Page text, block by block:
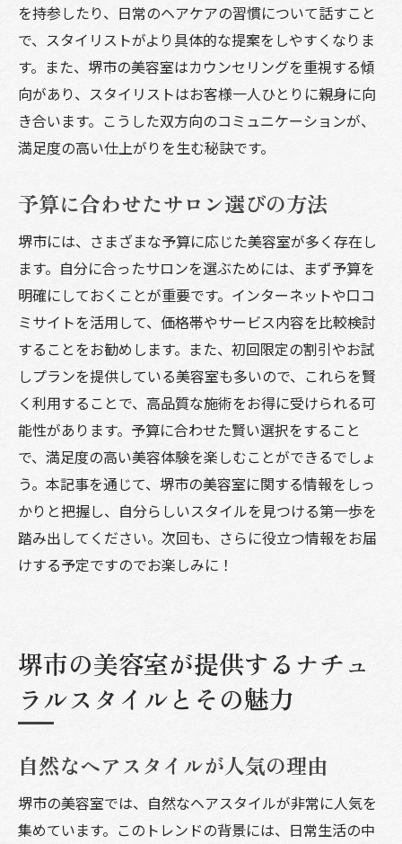
を持参したり、日常のヘアケアの習慣について話すこと
で、スタイリストがより具体的な提案をしやすくなりま
す。また、堺市の美容室はカウンセリングを重視する傾
向があり、スタイリストはお客様一人ひとりに親身に向
き合います。こうした双方向のコミュニケーションが、
満足度の高い仕上がりを生む秘訣です。
予算に合わせたサロン選びの方法
堺市には、さまざまな予算に応じた美容室が多く存在し
ます。自分に合ったサロンを選ぶためには、まず予算を
明確にしておくことが重要です。インターネットや口コ
ミサイトを活用して、価格帯やサービス内容を比較検討
することをお勧めします。また、初回限定の割引やお試
しプランを提供している美容室も多いので、これらを賢
く利用することで、高品質な施術をお得に受けられる可
能性があります。予算に合わせた賢い選択をすること
で、満足度の高い美容体験を楽しむことができるでしょ
う。本記事を通じて、堺市の美容室に関する情報をしっ
かりと把握し、自分らしいスタイルを見つける第一歩を
踏み出してください。次回も、さらに役立つ情報をお届
けする予定ですのでお楽しみに！
堺市の美容室が提供するナチュ
ラルスタイルとその魅力
自然なヘアスタイルが人気の理由
堺市の美容室では、自然なヘアスタイルが非常に人気を
集めています。このトレンドの背景には、日常生活の中